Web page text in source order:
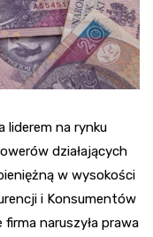
liderem na rynku
działających
w wysokości
i Konsumentów
naruszyła prawa